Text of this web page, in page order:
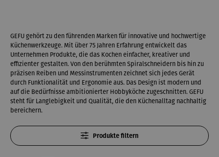
GEFU gehört zu den führenden Marken für innovative und hochwertige
Küchenwerkzeuge. Mit über 75 Jahren Erfahrung entwickelt das
Unternehmen Produkte, die das Kochen einfacher, kreativer und
effizienter gestalten. Von den berühmten Spiralschneidern bis hin zu
präzisen Reiben und Messinstrumenten zeichnet sich jedes Gerät
durch Funktionalität und Ergonomie aus. Das Design ist modern und
auf die Bedürfnisse ambitionierter Hobbyköche zugeschnitten. GEFU
steht für Langlebigkeit und Qualität, die den Küchenalltag nachhaltig
bereichern.
Produkte filtern